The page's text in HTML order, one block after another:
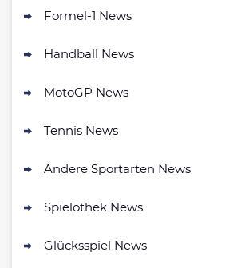
500 % QUOTENBOOST + 100€
200% bis zu 50€
Formel-1 News
Handball News
MotoGP News
Tennis News
Andere Sportarten News
Spielothek News
Glücksspiel News